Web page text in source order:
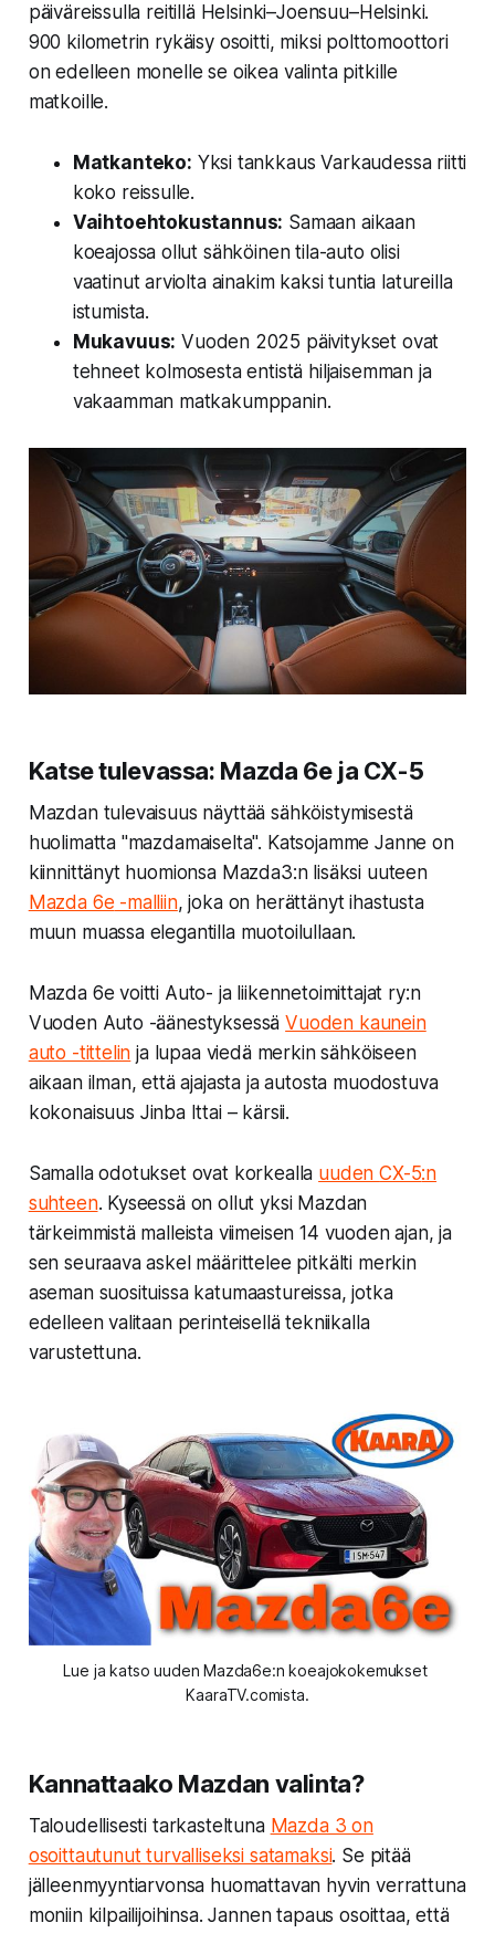
päiväreissulla reitillä Helsinki–Joensuu–Helsinki.
900 kilometrin rykäisy osoitti, miksi polttomoottori
on edelleen monelle se oikea valinta pitkille
matkoille.
Matkanteko: Yksi tankkaus Varkaudessa riitti
koko reissulle.
Vaihtoehtokustannus: Samaan aikaan
koeajossa ollut sähköinen tila-auto olisi
vaatinut arviolta ainakim kaksi tuntia latureilla
istumista.
Mukavuus: Vuoden 2025 päivitykset ovat
tehneet kolmosesta entistä hiljaisemman ja
vakaamman matkakumppanin.
Katse tulevassa: Mazda 6e ja CX-5
Mazdan tulevaisuus näyttää sähköistymisestä
huolimatta "mazdamaiselta". Katsojamme Janne on
kiinnittänyt huomionsa Mazda3:n lisäksi uuteen
Mazda 6e -malliin, joka on herättänyt ihastusta
muun muassa elegantilla muotoilullaan.
Mazda 6e voitti Auto- ja liikennetoimittajat ry:n
Vuoden Auto -äänestyksessäVuoden kaunein
auto -tittelin ja lupaa viedä merkin sähköiseen
aikaan ilman, että ajajasta ja autosta muodostuva
kokonaisuus Jinba Ittai– kärsii.
Samalla odotukset ovat korkealla uudenCX-5:n
suhteen. Kyseessä on ollut yksi Mazdan
tärkeimmistä malleista viimeisen 14 vuoden ajan, ja
sen seuraava askel määrittelee pitkälti merkin
aseman suosituissa katumaastureissa, jotka
edelleen valitaan perinteisellä tekniikalla
varustettuna.
Lue ja katso uuden Mazda6e:n koeajokokemukset
KaaraTV.comista.
Kannattaako Mazdan valinta?
Taloudellisesti tarkasteltuna Mazda 3 on
osoittautunut turvalliseksi satamaksi. Se pitää
jälleenmyyntiarvonsa huomattavan hyvin verrattuna
moniin kilpailijoihinsa. Jannen tapaus osoittaa, että